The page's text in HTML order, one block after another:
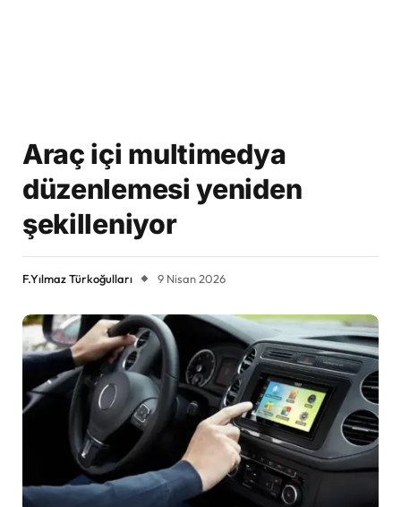
Araç içi multimedya
düzenlemesi yeniden
şekilleniyor
F.Yılmaz Türkoğulları 9 Nisan 2026